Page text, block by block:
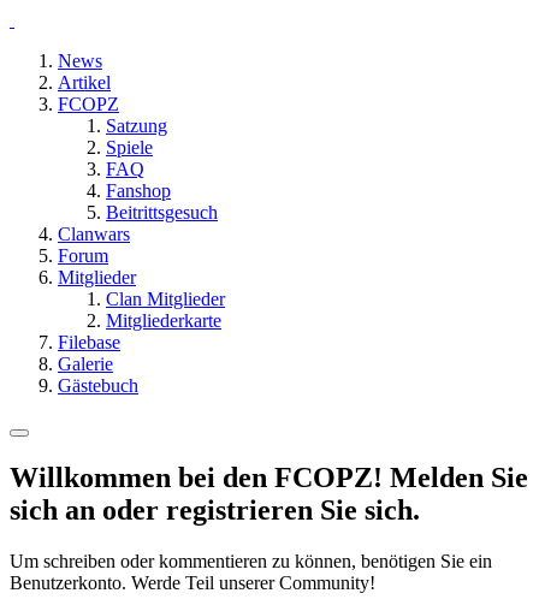
News
Artikel
FCOPZ
Satzung
Spiele
FAQ
Fanshop
Beitrittsgesuch
Clanwars
Forum
Mitglieder
Clan Mitglieder
Mitgliederkarte
Filebase
Galerie
Gästebuch
Willkommen bei den FCOPZ! Melden Sie
sich an oder registrieren Sie sich.
Um schreiben oder kommentieren zu können, benötigen Sie ein
Benutzerkonto. Werde Teil unserer Community!